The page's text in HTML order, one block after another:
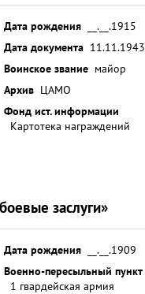
Дата рождения
__.__.1915
Дата документа 11.11.1943
Воинское звание майор
Архив ЦАМО
Фонд ист. информации
Картотека награждений
заслуги»
Дата рождения
__.__.1909
Военно-пересыльный пункт
1 гвардейская армия